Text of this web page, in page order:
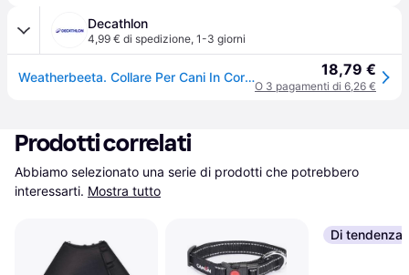
Decathlon
4,99 € di spedizione, 1-3 giorni
Weatherbeeta. Collare Per Cani In Corda Di Cuoio Weatherbeeta Collari Ritiro Gratis - marronerosso - L 18,79 €
O 3 pagamenti di 6,26 €
Prodotti correlati
Abbiamo selezionato una serie di prodotti che potrebbero
interessarti. Mostra tutto
Di tendenza